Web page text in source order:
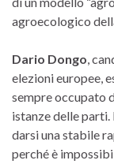
agroecologico
Dario Dongo,
elezioni europee,
sempre occupato
istanze delle
darsi una stabile
perché è